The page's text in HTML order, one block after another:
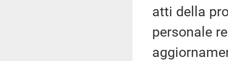
atti della
personale